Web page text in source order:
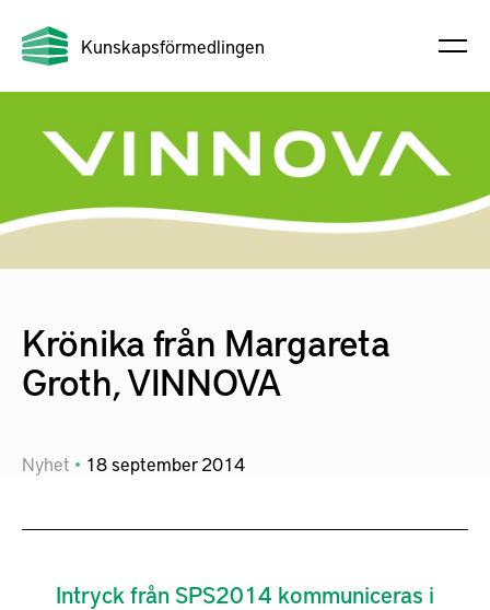
Kunskapsförmedlingen
Krönika från Margareta
Groth, VINNOVA
Nyhet 18september 2014
Intryck från SPS2014 kommuniceras i